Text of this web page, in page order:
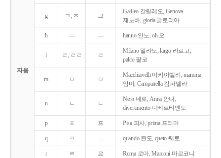
자음
g ㄱ, ㅈ 그
Galileo 갈릴레오, Genova
제노바, gloria 글로리아
h ― ― hanno 안노, oh 오
l ㄹ, ㄹㄹ ㄹ
Milano 밀라노, largo 라르고,
palco 팔코
m ㅁ ㅁ
Macchiavelli 마키아벨리, mamma
맘마, Campanella 캄파넬라
n ㄴ ㄴ
Nero 네로, Anna 안나,
divertimento 디베르티멘토
p ㅍ 프 Pisa 피사, prima 프리마
q ㅋ ― quando 콴도, queto 퀘토
r ㄹ 르 Roma 로마, Marconi 마르코니